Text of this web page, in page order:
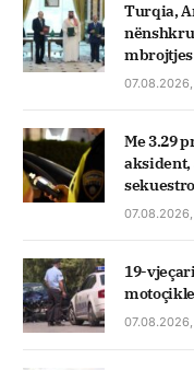
Turqia,
mbrojtjes
07.08.2026,
Me 3.29
aksident,
07.08.2026,
19-
07.08.2026,